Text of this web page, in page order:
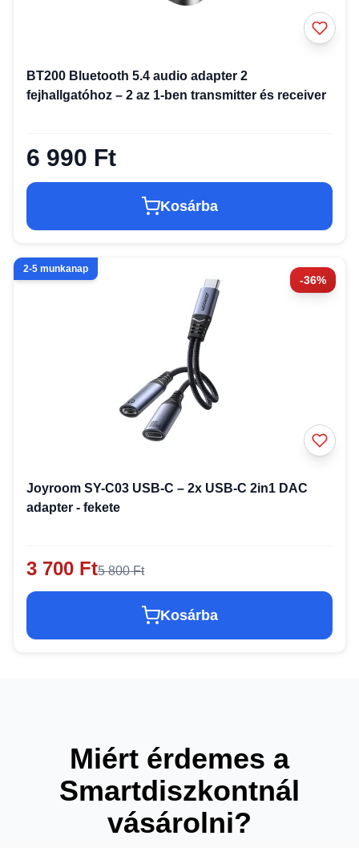
BT200 Bluetooth 5.4 audio adapter 2
fejhallgatóhoz – 2 az 1-ben transmitter és receiver
6 990 Ft
Kosárba
-36%
2-5 munkanap
Joyroom SY-C03 USB-C – 2x USB-C 2in1 DAC
adapter - fekete
3 700 Ft5 800 Ft
Kosárba
Miért érdemes a
Smartdiszkontnál
vásárolni?